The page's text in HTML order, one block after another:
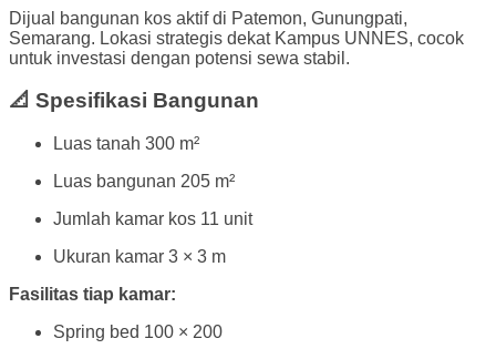
Dijual bangunan kos aktif di Patemon, Gunungpati,
Semarang. Lokasi strategis dekat Kampus UNNES, cocok
untuk investasi dengan potensi sewa stabil.
📐 Spesifikasi Bangunan
Luas tanah 300 m²
Luas bangunan 205 m²
Jumlah kamar kos 11 unit
Ukuran kamar 3 × 3 m
Fasilitas tiap kamar:
Spring bed 100 × 200